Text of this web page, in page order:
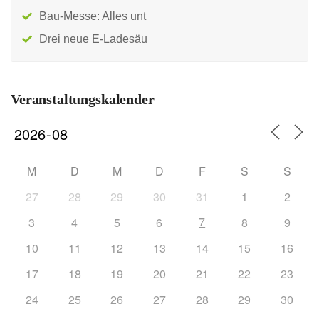
Bau-Messe: Alles unt
Drei neue E-Ladesäu
Veranstaltungskalender
M D M D F S
S
27
28 29 30 31 1
2
3
4 5 6 7 8
9
10
11 12 13 14 15
16
17
18 19 20 21 22
23
24
25 26 27 28 29
30